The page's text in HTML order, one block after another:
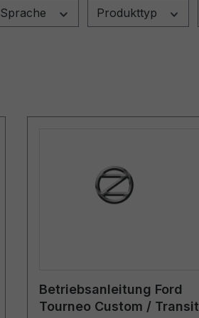
Sprache Produkttyp
Betriebsanleitung Ford
Tourneo Custom / Transit